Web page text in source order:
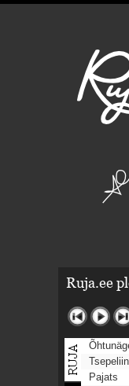
Ruja.ee
Pajats